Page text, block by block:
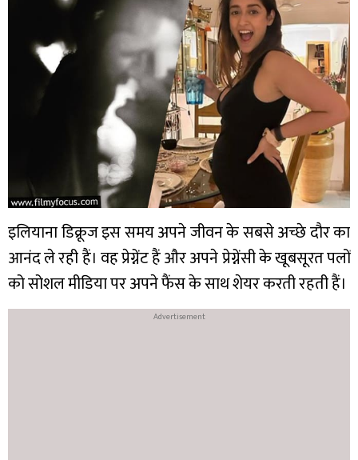
इलियाना डिक्रूज इस समय अपने जीवन के सबसे अच्छे दौर का
आनंद ले रही हैं। वह प्रेग्नेंट हैं और अपने प्रेग्नेंसी के खूबसूरत पलों
को सोशल मीडिया पर अपने फैंस के साथ शेयर करती रहती हैं।